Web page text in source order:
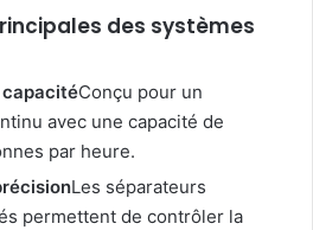
des systèmes
capacitéConçu pour un
avec une capacité de
par heure.
Les séparateurs
permettent de contrôler la